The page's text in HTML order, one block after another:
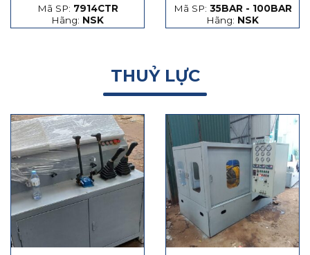
Mã SP: 7914CTR
Hãng: NSK
hạt thép và hạt gốm
Mã SP: 35BAR - 100BAR
Hãng: NSK
THUỶ LỰC